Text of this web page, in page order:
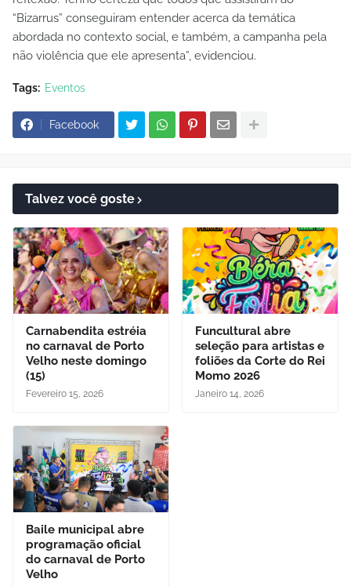
“Bizarrus” conseguiram entender acerca da temática
abordada no contexto social, e também, a campanha pela
não violência que ele apresenta”, evidenciou.
Tags: Eventos
Facebook
Talvez você goste
Carnabendita estréia
no carnaval de Porto
Velho neste domingo
(15)
Fevereiro 15, 2026
Funcultural abre
seleção para artistas e
foliões da Corte do Rei
Momo 2026
Janeiro 14, 2026
Baile municipal abre
programação oficial
do carnaval de Porto
Velho